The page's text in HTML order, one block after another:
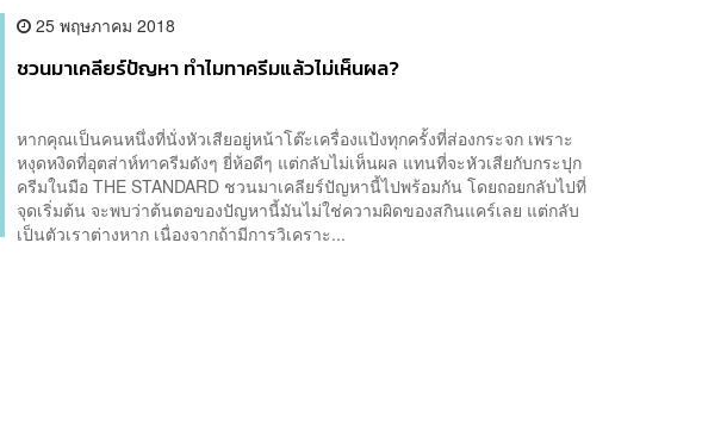
25 พฤษภาคม 2018
ชวนมาเคลียร์ปัญหา ทำไมทาครีมแล้วไม่เห็นผล?
หากคุณเป็นคนหนึ่งที่นั่งหัวเสียอยู่หน้าโต๊ะเครื่องแป้งทุกครั้งที่ส่องกระจก เพราะ
หงุดหงิดที่อุตส่าห์ทาครีมดังๆ ยี่ห้อดีๆ แต่กลับไม่เห็นผล แทนที่จะหัวเสียกับกระปุก
ครีมในมือ THE STANDARD ชวนมาเคลียร์ปัญหานี้ไปพร้อมกัน โดยถอยกลับไปที่
จุดเริ่มต้น จะพบว่าต้นตอของปัญหานี้มันไม่ใช่ความผิดของสกินแคร์เลย แต่กลับ
เป็นตัวเราต่างหาก เนื่องจากถ้ามีการวิเคราะ...